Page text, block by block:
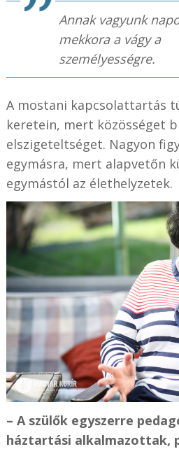
Annak vagyunk
mekkora a vágy a
személyességre.
A mostani kapcsolattartás
keretein, mert közösséget
elszigeteltséget. Nagyon
egymásra, mert alapvetőn
egymástól az élethelyzetek.
– A szülők egyszerre
háztartási alkalmazottak,